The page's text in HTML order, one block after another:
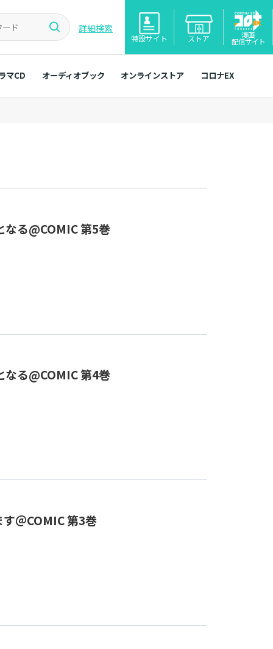
詳細検索
特設サイト ストア 漫画
配信サイト
マCD オーディオブック オンラインストア コロナEX
る@COMIC 第5巻
る@COMIC 第4巻
＠COMIC 第3巻